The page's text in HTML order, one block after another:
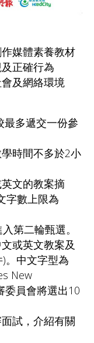
媒體素養教材
正確行為
及網絡環境
最多遞交一份參
時間不多於2小
文的教案摘
字數上限為
第二輪甄選。
或英文教案及
。中文字型為
New
委員會將選出10
試，介紹有關